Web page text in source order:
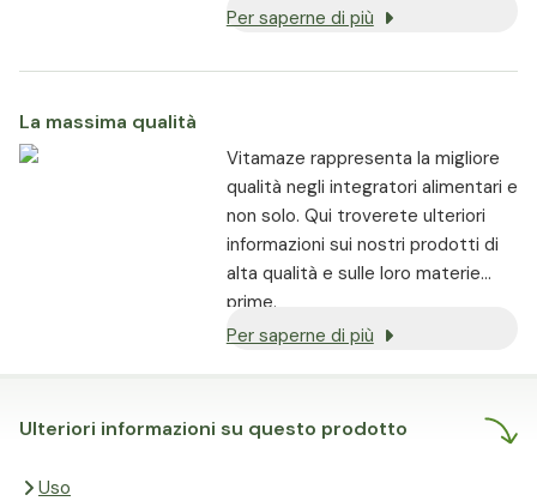
precoce e al deterioramento
Per saperne di più
La massima qualità
Vitamaze rappresenta la migliore
qualità negli integratori alimentari e
non solo. Qui troverete ulteriori
informazioni sui nostri prodotti di
alta qualità e sulle loro materie
prime.
Per saperne di più
Ulteriori informazioni su questo prodotto
Uso